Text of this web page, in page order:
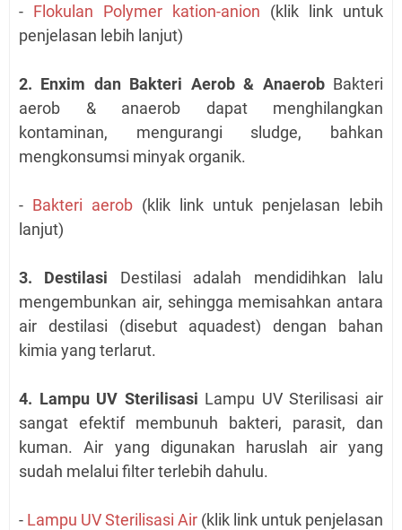
- Flokulan Polymer kation-anion (klik link untuk
penjelasan lebih lanjut)
2. Enxim dan Bakteri Aerob & AnaerobBakteri
aerob & anaerob dapat menghilangkan
kontaminan, mengurangi sludge, bahkan
mengkonsumsi minyak organik.
- Bakteri aerob (klik link untuk penjelasan lebih
lanjut)
3. Destilasi Destilasi adalah mendidihkan lalu
mengembunkan air, sehingga memisahkan antara
air destilasi (disebut aquadest) dengan bahan
kimia yang terlarut.
4. Lampu UV Sterilisasi Lampu UV Sterilisasi air
sangat efektif membunuh bakteri, parasit, dan
kuman. Air yang digunakan haruslah air yang
sudah melalui filter terlebih dahulu.
- Lampu UV Sterilisasi Air (klik link untuk penjelasan